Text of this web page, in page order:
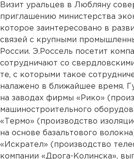
Визит уральцев в Любляну
приглашению министерства
которое заинтересовано в
связей с крупными
России. Э.Россель посетит
сотрудничают со
те, с которыми такое
налажено в ближайшее время.
на заводах фирмы «Рико»
машиностроительного
«Термо» (производство
на основе базальтового
«Искрател» (производство
компании «Дрога-Колинска»,